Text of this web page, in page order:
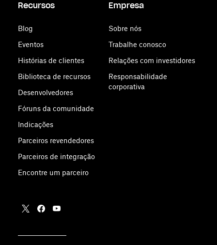
Recursos
Blog
Eventos
Histórias de clientes
Biblioteca de recursos
Desenvolvedores
Fóruns da comunidade
Indicações
Parceiros revendedores
Parceiros de integração
Encontre um parceiro
Empresa
Sobre nós
Trabalhe conosco
Relações com investidores
Responsabilidade
corporativa